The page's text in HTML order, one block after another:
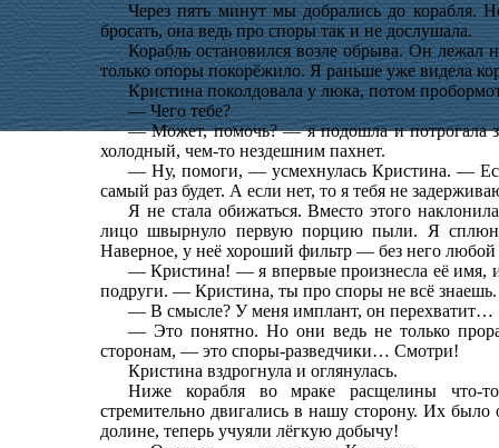
Через пять минут мы добрались до корабля.
бросать, она ведь про споры так и не дослушала.
Корабль остановился возле обрыва. Он
только опоры покорёжило. Я раньше уже видела
Кристина поколдовала у люка, потом
— Чего тебе?
— Может, помочь? — я подошла и потрогала
холодный, чем-то нездешним пахнет.
— Ну, помоги, — усмехнулась Кристина. —
самый раз будет. А если нет, то я тебя не
Я не стала обижаться. Вместо этого
лицо швырнуло первую порцию пыли. Я
Наверное, у неё хороший фильтр — без него
— Кристина! — я впервые произнесла её имя, и
подруги. — Кристина, ты про споры не всё знаешь.
— В смысле? У меня имплант, он перехватит…
— Это понятно. Но они ведь не только
сторонам, — это споры-разведчики… Смотри!
Кристина вздрогнула и оглянулась.
Ниже корабля во мраке расщелины что-
стремительно двигались в нашу сторону. Их
долине, теперь учуяли лёгкую добычу!